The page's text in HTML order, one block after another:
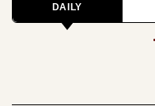
DAILY